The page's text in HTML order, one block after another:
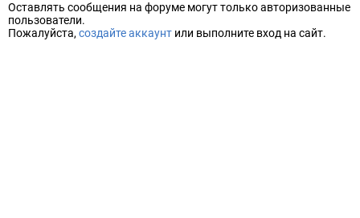
Оставлять сообщения на форуме могут только авторизованные
пользователи.
Пожалуйста, создайте аккаунт или выполните вход на сайт.